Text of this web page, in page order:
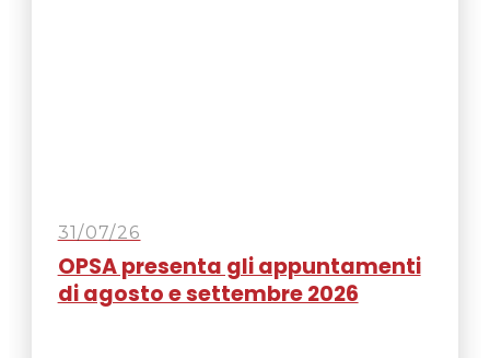
31/07/26
OPSA presenta gli appuntamenti
di agosto e settembre 2026